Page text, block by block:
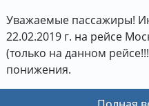
Уважаемые пассажиры!
22.02.2019 г. на рейсе
(только на данном
понижения.